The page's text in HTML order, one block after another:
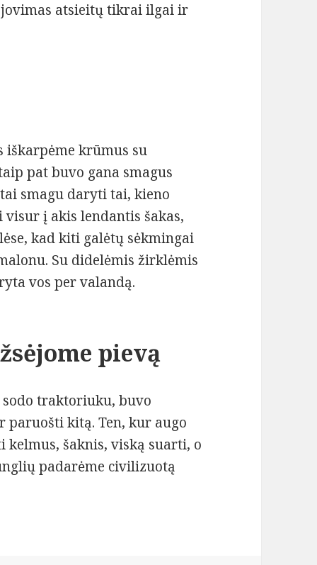
atsieitų tikrai ilgai ir
iškarpėme krūmus su
pat buvo gana smagus
smagu daryti tai, kieno
į akis lendantis šakas,
kad kiti galėtų sėkmingai
Su didelėmis žirklėmis
vos per valandą.
pievą
traktoriuku, buvo
paruošti kitą. Ten, kur augo
šaknis, viską suarti, o
padarėme civilizuotą